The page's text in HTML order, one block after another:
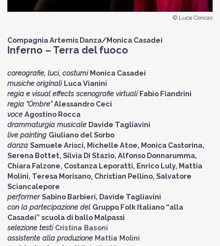
© Luca Concas
Compagnia Artemis Danza/Monica Casadei
Inferno – Terra del fuoco
coreografie, luci, costumi Monica Casadei
musiche originali Luca Vianini
regia e visual effectsscenografie virtuali Fabio Fiandrini
regia “Ombre”Alessandro Ceci
voce Agostino Rocca
drammaturgia musicale Davide Tagliavini
live painting Giuliano del Sorbo
danza Samuele Arisci, Michelle Atoe, Monica Castorina,
Serena Bottet, Silvia Di Stazio, Alfonso Donnarumma,
Chiara Falzone, Costanza Leporatti, Enrico Luly, Mattia
Molini, Teresa Morisano, Christian Pellino, Salvatore
Sciancalepore
performerSabino Barbieri, Davide Tagliavini
con la partecipazione del Gruppo Folk Italiano “alla
Casadei” scuola di ballo Malpassi
selezione testi Cristina Basoni
assistente alla produzione Mattia Molini